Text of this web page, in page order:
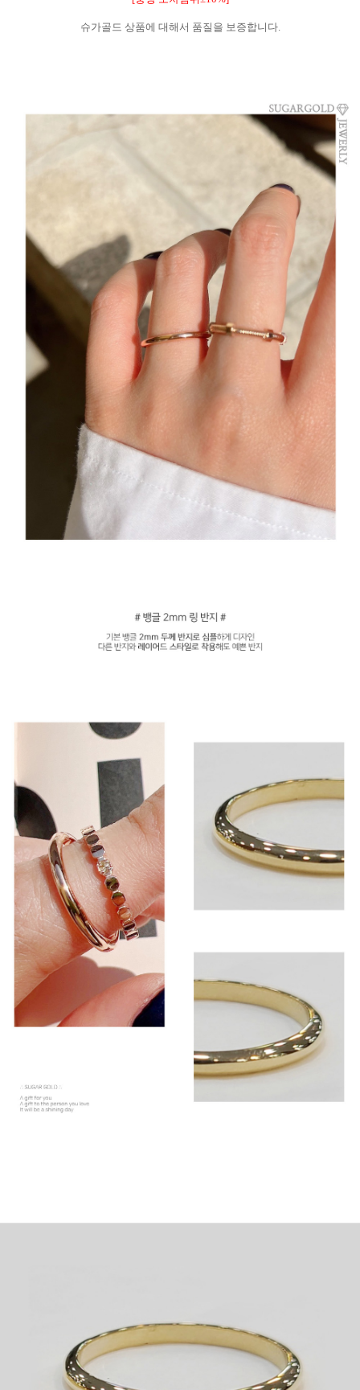
슈가골드 상품에 대해서 품질을 보증합니다.